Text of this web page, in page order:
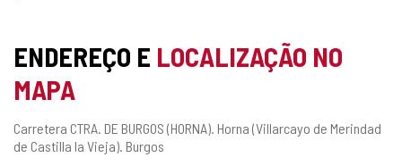
ENDEREÇO E LOCALIZAÇÃO NO
MAPA
Endereço
postal
Carretera CTRA. DE BURGOS (HORNA). Horna (Villarcayo de Merindad
de Castilla la Vieja). Burgos